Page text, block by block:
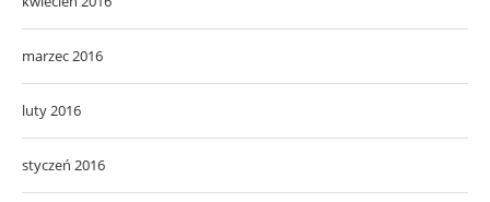
marzec 2016
luty 2016
styczeń 2016